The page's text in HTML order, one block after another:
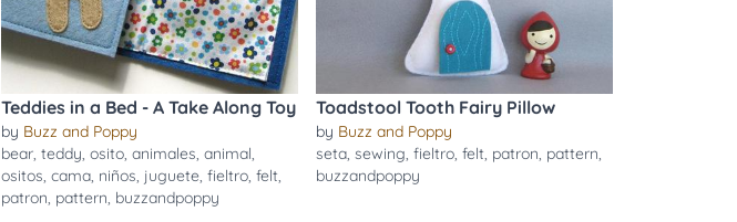
Teddies in a Bed - A Take Along Toy
by Buzz and Poppy
bear, teddy, osito, animales, animal,
ositos, cama, niños, juguete, fieltro, felt,
patron, pattern, buzzandpoppy
Toadstool Tooth Fairy Pillow
by Buzz and Poppy
seta, sewing, fieltro, felt, patron, pattern,
buzzandpoppy